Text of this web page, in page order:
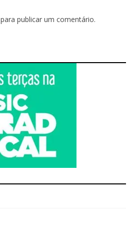
para publicar um comentário.